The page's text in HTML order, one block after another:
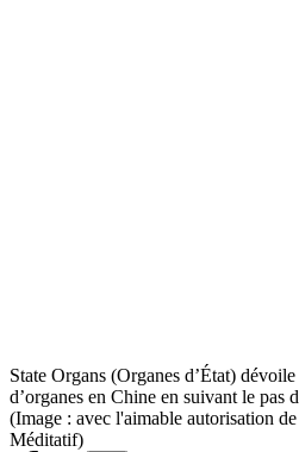
State Organs (Organes d’État)
d’organes en Chine en suivant le pas
(Image : avec l'aimable autorisation
Méditatif)